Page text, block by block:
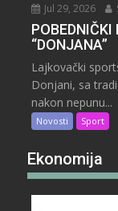
Jul 29, 2026
POBEDNIČKI
“DONJANA”
Lajkovački
Donjani, sa
nakon nepunu...
Novosti Sport
Ekonomija